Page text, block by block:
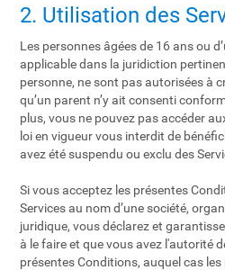
2. Utilisation des
Les personnes âgées de 16 ans ou
applicable dans la juridiction
personne, ne sont pas autorisées à
qu’un parent n’y ait consenti
plus, vous ne pouvez pas accéder
loi en vigueur vous interdit de
avez été suspendu ou exclu des
Si vous acceptez les présentes
Services au nom d’une société,
juridique, vous déclarez et
à le faire et que vous avez l'autorité
présentes Conditions, auquel cas